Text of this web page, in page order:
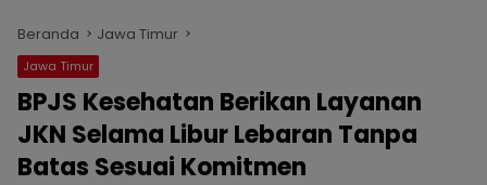
Beranda Jawa Timur
Jawa Timur
BPJS Kesehatan Berikan Layanan
JKN Selama Libur Lebaran Tanpa
Batas Sesuai Komitmen